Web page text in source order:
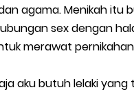
agama. Menikah itu
sex dengan
merawat
aku butuh lelaki yang